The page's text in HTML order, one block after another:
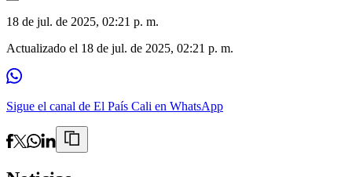
18 de jul. de 2025, 02:21 p. m.
Actualizado el 18 de jul. de 2025, 02:21 p. m.
Sigue el canal de El País Cali en WhatsApp